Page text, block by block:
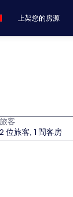
上架您的房源
旅客